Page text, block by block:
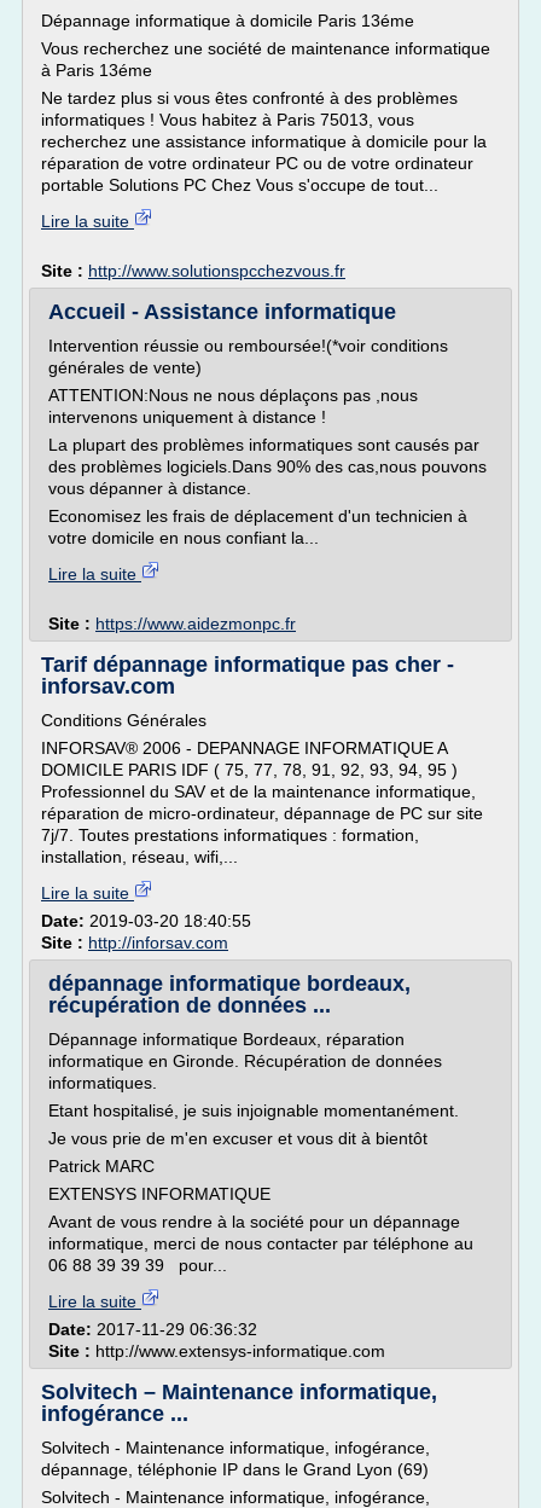
Dépannage informatique à domicile Paris 13éme
Vous recherchez une société de maintenance informatique
à Paris 13éme
Ne tardez plus si vous êtes confronté à des problèmes
informatiques ! Vous habitez à Paris 75013, vous
recherchez une assistance informatique à domicile pour la
réparation de votre ordinateur PC ou de votre ordinateur
portable Solutions PC Chez Vous s'occupe de tout...
Lire la suite
Site : http://www.solutionspcchezvous.fr
Accueil - Assistance informatique
Intervention réussie ou remboursée!(*voir conditions
générales de vente)
ATTENTION:Nous ne nous déplaçons pas ,nous
intervenons uniquement à distance !
La plupart des problèmes informatiques sont causés par
des problèmes logiciels.Dans 90% des cas,nous pouvons
vous dépanner à distance.
Economisez les frais de déplacement d'un technicien à
votre domicile en nous confiant la...
Lire la suite
Site : https://www.aidezmonpc.fr
Tarif dépannage informatique pas cher -
inforsav.com
Conditions Générales
INFORSAV® 2006 - DEPANNAGE INFORMATIQUE A
DOMICILE PARIS IDF ( 75, 77, 78, 91, 92, 93, 94, 95 )
Professionnel du SAV et de la maintenance informatique,
réparation de micro-ordinateur, dépannage de PC sur site
7j/7. Toutes prestations informatiques : formation,
installation, réseau, wifi,...
Lire la suite
Date: 2019-03-20 18:40:55
Site : http://inforsav.com
dépannage informatique bordeaux,
récupération de données ...
Dépannage informatique Bordeaux, réparation
informatique en Gironde. Récupération de données
informatiques.
Etant hospitalisé, je suis injoignable momentanément.
Je vous prie de m'en excuser et vous dit à bientôt
Patrick MARC
EXTENSYS INFORMATIQUE
Avant de vous rendre à la société pour un dépannage
informatique, merci de nous contacter par téléphone au
06 88 39 39 39 pour...
Lire la suite
Date: 2017-11-29 06:36:32
Site : http://www.extensys-informatique.com
Solvitech – Maintenance informatique,
infogérance ...
Solvitech - Maintenance informatique, infogérance,
dépannage, téléphonie IP dans le Grand Lyon (69)
Solvitech - Maintenance informatique, infogérance,